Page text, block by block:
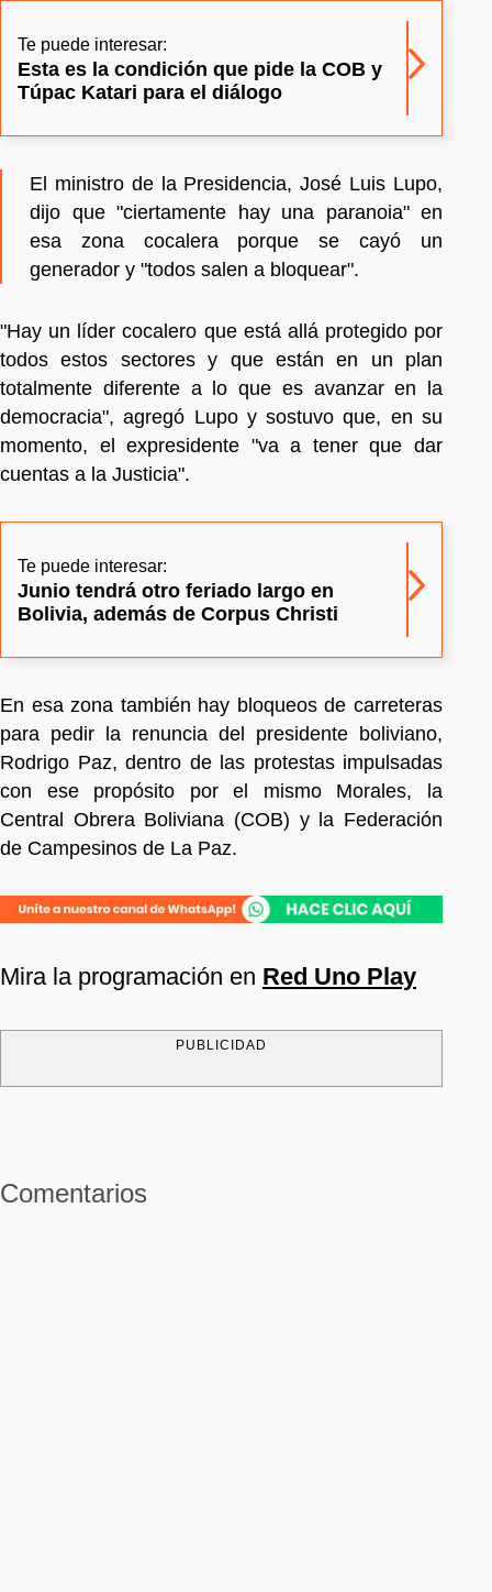
Te puede interesar:
Esta es la condición que pide la COB y
Túpac Katari para el diálogo
El ministro de la Presidencia, José Luis Lupo,
dijo que "ciertamente hay una paranoia" en
esa zona cocalera porque se cayó un
generador y "todos salen a bloquear".
"Hay un líder cocalero que está allá protegido por
todos estos sectores y que están en un plan
totalmente diferente a lo que es avanzar en la
democracia", agregó Lupo y sostuvo que, en su
momento, el expresidente "va a tener que dar
cuentas a la Justicia".
Te puede interesar:
Junio tendrá otro feriado largo en
Bolivia, además de Corpus Christi
En esa zona también hay bloqueos de carreteras
para pedir la renuncia del presidente boliviano,
Rodrigo Paz, dentro de las protestas impulsadas
con ese propósito por el mismo Morales, la
Central Obrera Boliviana (COB) y la Federación
de Campesinos de La Paz.
Mira la programación en Red Uno Play
PUBLICIDAD
Comentarios